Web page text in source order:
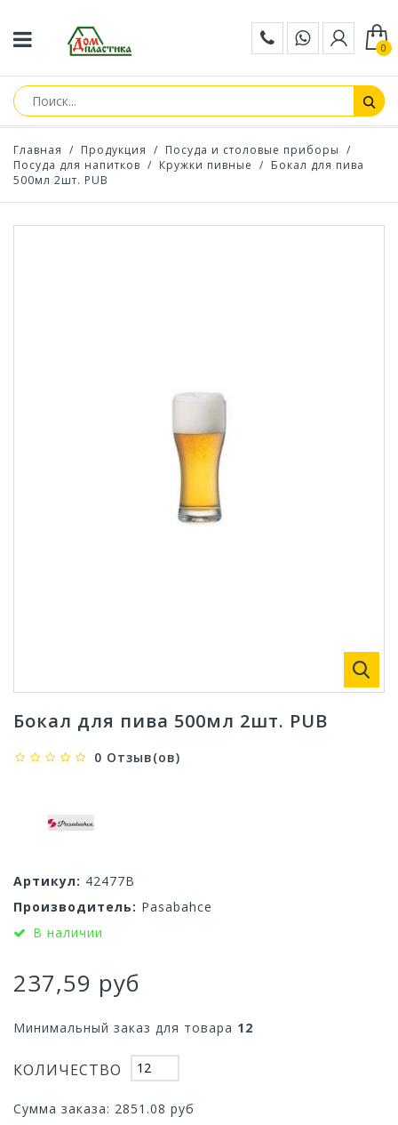
0
Главная / Продукция / Посуда и столовые приборы /
Посуда для напитков / Кружки пивные / Бокал для пива
500мл 2шт. PUB
Бокал для пива 500мл 2шт. PUB
0 Отзыв(ов)
Артикул: 42477B
Производитель: Pasabahce
В наличии
237,59 руб
Минимальный заказ для товара 12
КОЛИЧЕСТВО
Сумма заказа: 2851.08 руб